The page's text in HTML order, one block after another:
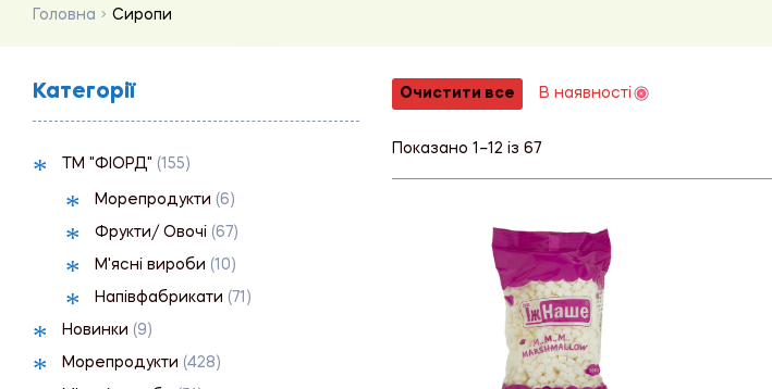
Головна Сиропи
Очистити все В наявності
Показано 1–12 із 67
Категорії
ТМ "ФІОРД" (155)
Морепродукти (6)
Фрукти/ Овочі (67)
М'ясні вироби (10)
Напівфабрикати (71)
Новинки (9)
Морепродукти (428)